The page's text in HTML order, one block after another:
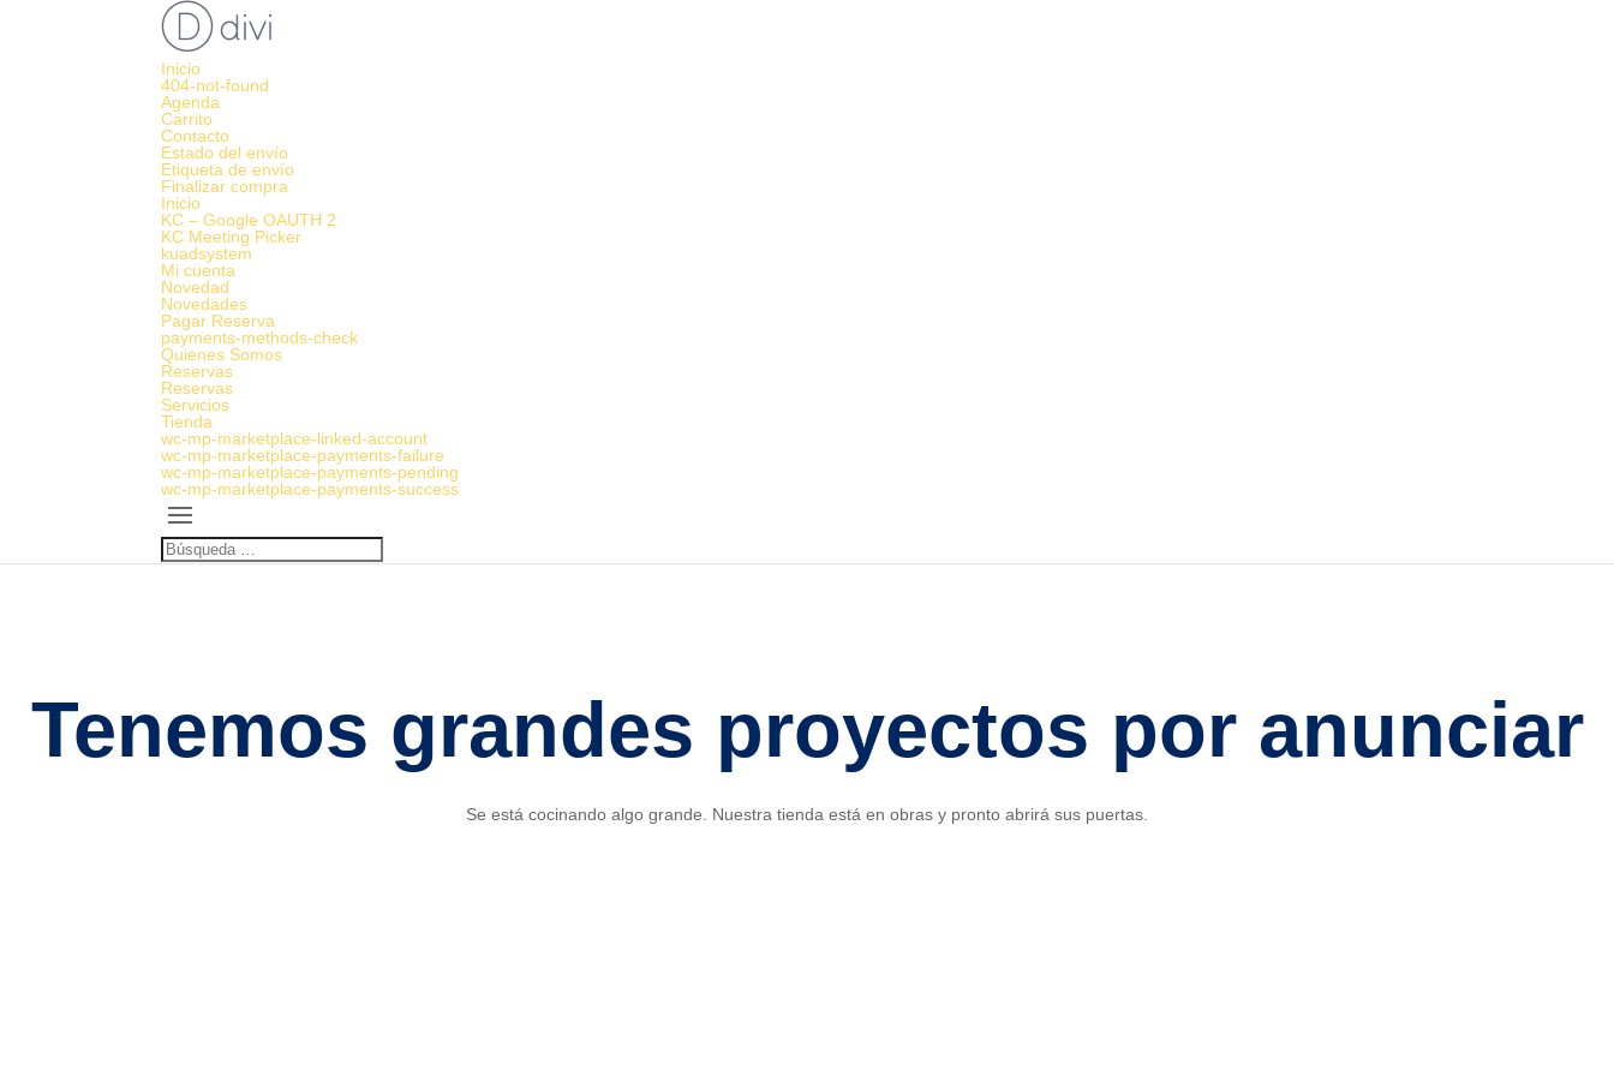
Inicio
404-not-found
Agenda
Carrito
Contacto
Estado del envío
Etiqueta de envío
Finalizar compra
Inicio
KC – Google OAUTH 2
KC Meeting Picker
kuadsystem
Mi cuenta
Novedad
Novedades
Pagar Reserva
payments-methods-check
Quienes Somos
Reservas
Reservas
Servicios
Tienda
wc-mp-marketplace-linked-account
wc-mp-marketplace-payments-failure
wc-mp-marketplace-payments-pending
wc-mp-marketplace-payments-success
Tenemos grandes proyectos por anunciar
Se está cocinando algo grande. Nuestra tienda está en obras y pronto abrirá sus puertas.